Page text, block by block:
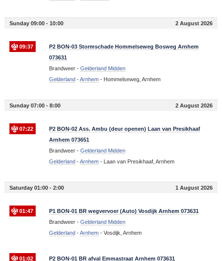
Sunday 09:00 - 10:00 2 August 2026
09:37
P2 BON-03 Stormschade Hommelseweg Bosweg Arnhem
073631
Brandweer - Gelderland Midden
Gelderland-Arnhem- Hommelseweg, Arnhem
Sunday 07:00 - 8:00 2 August 2026
07:22
P2 BON-02 Ass. Ambu (deur openen) Laan van Presikhaaf
Arnhem 073651
Brandweer - Gelderland Midden
Gelderland-Arnhem- Laan van Presikhaaf, Arnhem
Saturday 01:00 - 2:00 1 August 2026
01:47
P1 BON-01 BR wegvervoer (Auto) Vosdijk Arnhem 073631
Brandweer - Gelderland Midden
Gelderland-Arnhem- Vosdijk, Arnhem
01:02
P2 BON-01 BR afval Emmastraat Arnhem 073631